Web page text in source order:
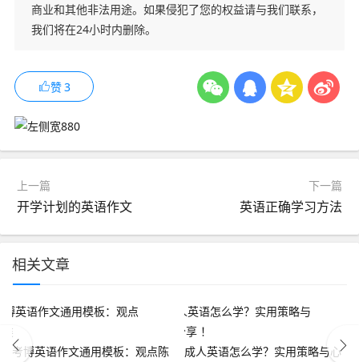
商业和其他非法用途。如果侵犯了您的权益请与我们联系，
我们将在24小时内删除。
赞3
上一篇
开学计划的英语作文
下一篇
英语正确学习方法
相关文章
考博英语作文通用模板：观点陈
成人英语怎么学？实用策略与心